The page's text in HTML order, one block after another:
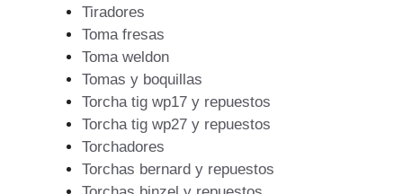
Tiradores
Toma fresas
Toma weldon
Tomas y boquillas
Torcha tig wp17 y repuestos
Torcha tig wp27 y repuestos
Torchadores
Torchas bernard y repuestos